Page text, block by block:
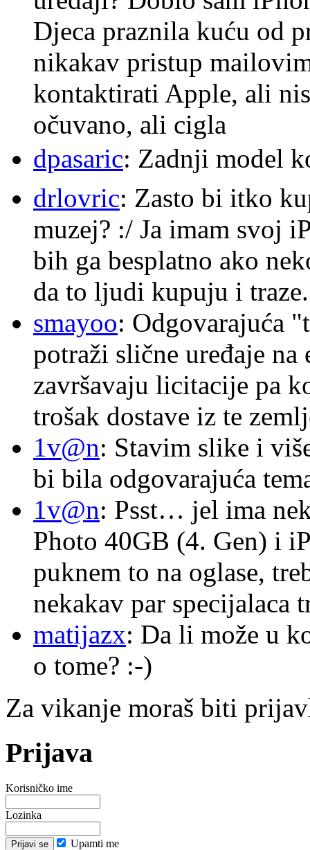
Djeca praznila kuću od
nikakav pristup
kontaktirati Apple, ali
očuvano, ali cigla
dpasaric: Zadnji model
drlovric: Zasto bi itko
muzej? :/ Ja imam svoj
bih ga besplatno ako
da to ljudi kupuju i traze.
smayoo: Odgovarajuća
potraži slične uređaje
završavaju licitacije pa
trošak dostave iz te
1v@n: Stavim slike i
bi bila odgovarajuća
1v@n: Psst… jel ima
Photo 40GB (4. Gen) i
puknem to na oglase,
nekakav par
matijazx: Da li može u
o tome? :-)
Za vikanje moraš biti
Prijava
Korisničko ime
Lozinka
Upamti me